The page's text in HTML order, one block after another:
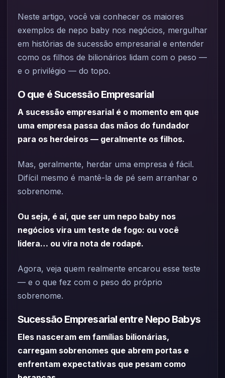
Neste artigo, você vai conhecer os maiores
exemplos de nepo baby nos negócios, mergulhar
em histórias de sucessão empresarial e entender
como os filhos de bilionários lidam com o peso —
e o privilégio — do topo.
O que é Sucessão Empresarial
A sucessão empresarial é o momento em que
uma empresa passa das mãos do fundador
para os herdeiros — geralmente os filhos.
Mas, geralmente, herdar uma empresa é fácil.
Difícil mesmo é mantê-la de pé sem arranhar o
sobrenome.
Ou seja, é aí, que ser um nepo baby nos
negócios vira um teste de fogo: ou você
lidera… ou vira nota de rodapé.
Agora, veja quem realmente encarou esse teste
— e o que fez com o peso do próprio
sobrenome.
Sucessão Empresarial entre Nepo Babys
Eles nasceram em famílias bilionárias,
carregam sobrenomes que abrem portas e
enfrentam expectativas que pesam como